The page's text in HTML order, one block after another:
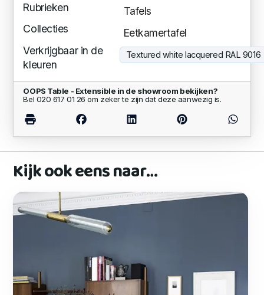
Rubrieken
Tafels
Collecties
Eetkamertafel
Verkrijgbaar in de
kleuren
Textured white lacquered RAL 9016
OOPS Table - Extensible in de showroom bekijken?
Bel 020 617 01 26 om zeker te zijn dat deze aanwezig is.
Kijk ook eens naar…